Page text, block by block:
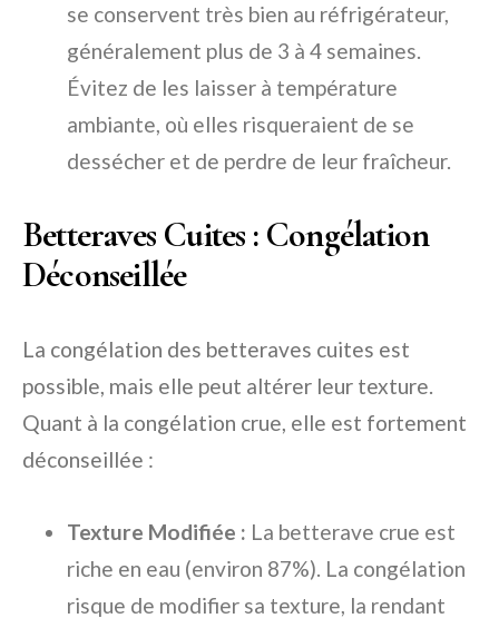
se conservent très bien au réfrigérateur,
généralement plus de 3 à 4 semaines.
Évitez de les laisser à température
ambiante, où elles risqueraient de se
dessécher et de perdre de leur fraîcheur.
Betteraves Cuites : Congélation
Déconseillée
La congélation des betteraves cuites est
possible, mais elle peut altérer leur texture.
Quant à la congélation crue, elle est fortement
déconseillée :
Texture Modifiée : La betterave crue est
riche en eau (environ 87%). La congélation
risque de modifier sa texture, la rendant